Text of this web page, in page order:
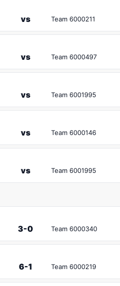
vs Team 6000211
vs Team 6000497
vs Team 6001995
vs Team 6000146
vs Team 6001995
3-0 Team 6000340
6-1 Team 6000219